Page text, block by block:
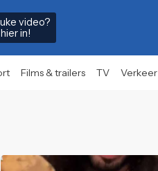
video?
in!
Films & trailers TV Verkeer